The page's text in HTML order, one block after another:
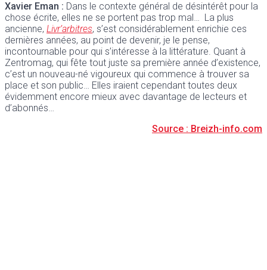
Xavier Eman : Dans le contexte général de désintérêt pour la
chose écrite, elles ne se portent pas trop mal… La plus
ancienne, Livr’arbitres, s’est considérablement enrichie ces
dernières années, au point de devenir, je le pense,
incontournable pour qui s’intéresse à la littérature. Quant à
Zentromag, qui fête tout juste sa première année d’existence,
c’est un nouveau-né vigoureux qui commence à trouver sa
place et son public… Elles iraient cependant toutes deux
évidemment encore mieux avec davantage de lecteurs et
d’abonnés…
Source : Breizh-info.com